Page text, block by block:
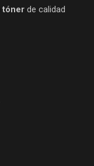
tóner de calidad